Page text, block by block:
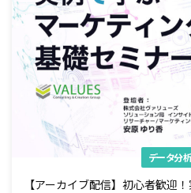
データ分
【アーカイブ配信】初心者歓迎